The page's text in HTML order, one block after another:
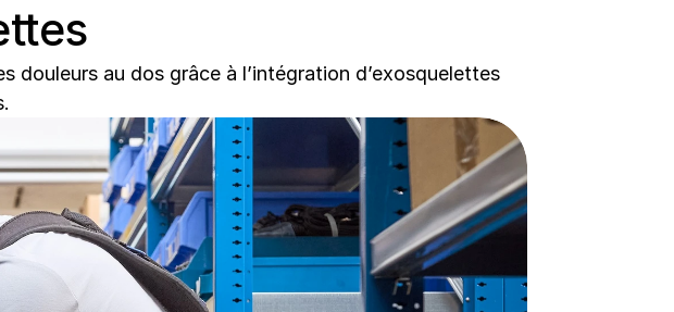
au dos grâce à l’intégration d’exosquelettes